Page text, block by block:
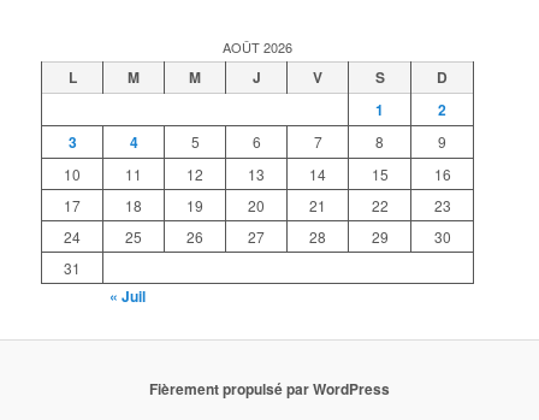
AOÛT 2026
L M M J V S
D
1
2
3
4 5 6 7 8
9
10
11 12 13 14 15
16
17
18 19 20 21 22
23
24
25 26 27 28 29
30
31
« Juil
Fièrement propulsé par WordPress